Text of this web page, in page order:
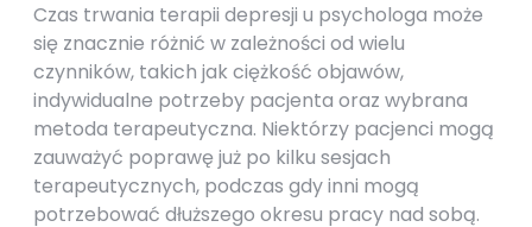
Czas trwania terapii depresji u psychologa może
się znacznie różnić w zależności od wielu
czynników, takich jak ciężkość objawów,
indywidualne potrzeby pacjenta oraz wybrana
metoda terapeutyczna. Niektórzy pacjenci mogą
zauważyć poprawę już po kilku sesjach
terapeutycznych, podczas gdy inni mogą
potrzebować dłuższego okresu pracy nad sobą.